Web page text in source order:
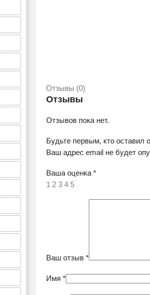
Отзывы (0)
Отзывы
Отзывов пока нет.
Будьте первым, кто оставил
Ваш адрес email не будет
Ваша оценка*
1 2 3 4 5
Ваш отзыв*
Имя*